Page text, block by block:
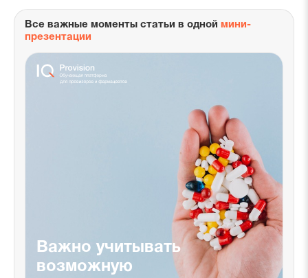
Все важные моменты статьи в одной мини-
презентации
Важно учитывать
возможную